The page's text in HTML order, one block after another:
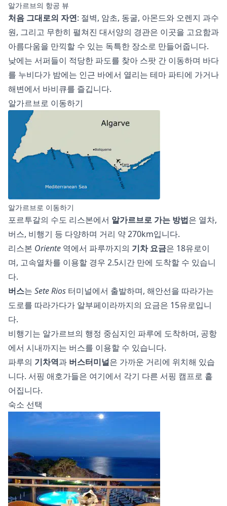
알가르브의 항공 뷰
처음 그대로의 자연: 절벽, 암초, 동굴, 아몬드와 오렌지 과수
원, 그리고 무한히 펼쳐진 대서양의 경관은 이곳을 고요함과
아름다움을 만끽할 수 있는 독특한 장소로 만들어줍니다.
낮에는 서퍼들이 적당한 파도를 찾아 스팟 간 이동하며 바다
를 누비다가 밤에는 인근 바에서 열리는 테마 파티에 가거나
해변에서 바비큐를 즐깁니다.
알가르브로 이동하기
알가르브로 이동하기
포르투갈의 수도 리스본에서 알가르브로 가는 방법은 열차,
버스, 비행기 등 다양하며 거리 약 270km입니다.
리스본 Oriente 역에서 파루까지의 기차 요금은 18유로이
며, 고속열차를 이용할 경우 2.5시간 만에 도착할 수 있습니
다.
버스는 Sete Rios 터미널에서 출발하며, 해안선을 따라가는
도로를 따라가다가 알부페이라까지의 요금은 15유로입니
다.
비행기는 알가르브의 행정 중심지인 파루에 도착하며, 공항
에서 시내까지는 버스를 이용할 수 있습니다.
파루의 기차역과 버스터미널은 가까운 거리에 위치해 있습
니다. 서핑 애호가들은 여기에서 각기 다른 서핑 캠프로 흩
어집니다.
숙소 선택